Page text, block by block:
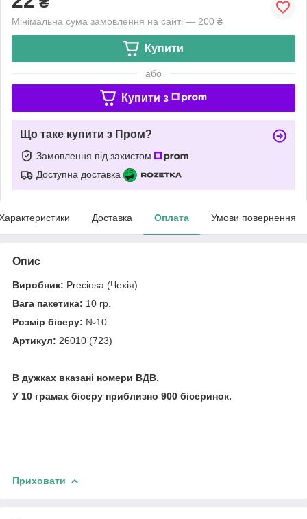
Мінімальна сума замовлення на сайті — 200 ₴
Купити
або
Купити з
Що таке купити з Пром?
Замовлення під захистом
Доступна доставка
Доставка Оплата Умови повернення
Опис
Виробник: Preciosa (Чехія)
Вага пакетика: 10 гр.
Розмір бісеру: №10
Артикул: 26010 (723)
В дужках вказані номери ВДВ.
У 10 грамах бісеру приблизно 900 бісеринок.
Приховати